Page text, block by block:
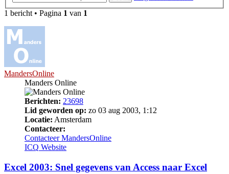
1 bericht • Pagina 1 van 1
MandersOnline
Manders Online
Berichten: 23698
Lid geworden op: zo 03 aug 2003, 1:12
Locatie: Amsterdam
Contacteer:
Contacteer MandersOnline
ICQ Website
Excel 2003: Snel gegevens van Access naar Excel